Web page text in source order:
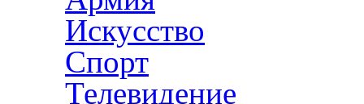
Искусство
Спорт
Телевидение